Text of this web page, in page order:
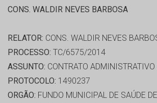
CONS. WALDIR NEVES BARBOSA
RELATOR: CONS. WALDIR NEVES
PROCESSO: TC/6575/2014
ASSUNTO: CONTRATO
PROTOCOLO: 1490237
ORGÃO: FUNDO MUNICIPAL DE SAÚDE